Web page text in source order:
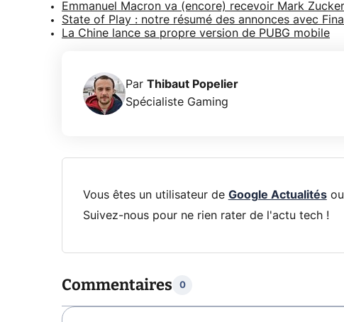
Emmanuel Macron va (encore) recevoir Mark
State of Play : notre résumé des annonces avec
La Chine lance sa propre version de PUBG mobile
Par Thibaut Popelier
Spécialiste Gaming
Vous êtes un utilisateur de Google Actualitésou
Suivez-nous pour ne rien rater de l'actu tech !
Commentaires 0